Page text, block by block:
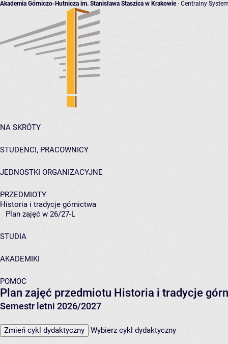
Akademia Górniczo-Hutnicza im. Stanisława Staszica w Krakowie- Centralny
NA SKRÓTY
STUDENCI, PRACOWNICY
JEDNOSTKI ORGANIZACYJNE
PRZEDMIOTY
Historia i tradycje górnictwa
Plan zajęć w 26/27-L
STUDIA
AKADEMIKI
POMOC
Plan zajęć przedmiotu Historia i tradycje
Semestr letni 2026/2027
Zmień cykl dydaktyczny Wybierz cykl dydaktyczny